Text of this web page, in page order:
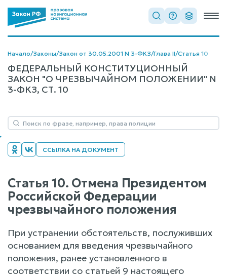
Начало/Законы/Закон от 30.05.2001 N 3-ФКЗ/Глава II/Статья 10
ФЕДЕРАЛЬНЫЙ КОНСТИТУЦИОННЫЙ
ЗАКОН "О ЧРЕЗВЫЧАЙНОМ ПОЛОЖЕНИИ" N
3-ФКЗ, СТ. 10
ССЫЛКА НА ДОКУМЕНТ
Статья 10. Отмена Президентом
Российской Федерации
чрезвычайного положения
При устранении обстоятельств, послуживших
основанием для введения чрезвычайного
положения, ранее установленного в
соответствии со статьей 9 настоящего